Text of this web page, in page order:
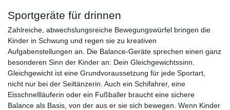
Sportgeräte für drinnen
Zahlreiche, abwechslungsreiche Bewegungswürfel bringen die
Kinder in Schwung und regen sie zu kreativen
Aufgabenstellungen an. Die Balance-Geräte sprechen einen ganz
besonderen Sinn der Kinder an: Dein Gleichgewichtssinn.
Gleichgewicht ist eine Grundvoraussetzung für jede Sportart,
nicht nur bei der Seiltänzerin. Auch ein Schifahrer, eine
Eisschnellläuferin oder ein Fußballer braucht eine sichere
Balance als Basis, von der aus er sie sich bewegen. Wenn Kinder